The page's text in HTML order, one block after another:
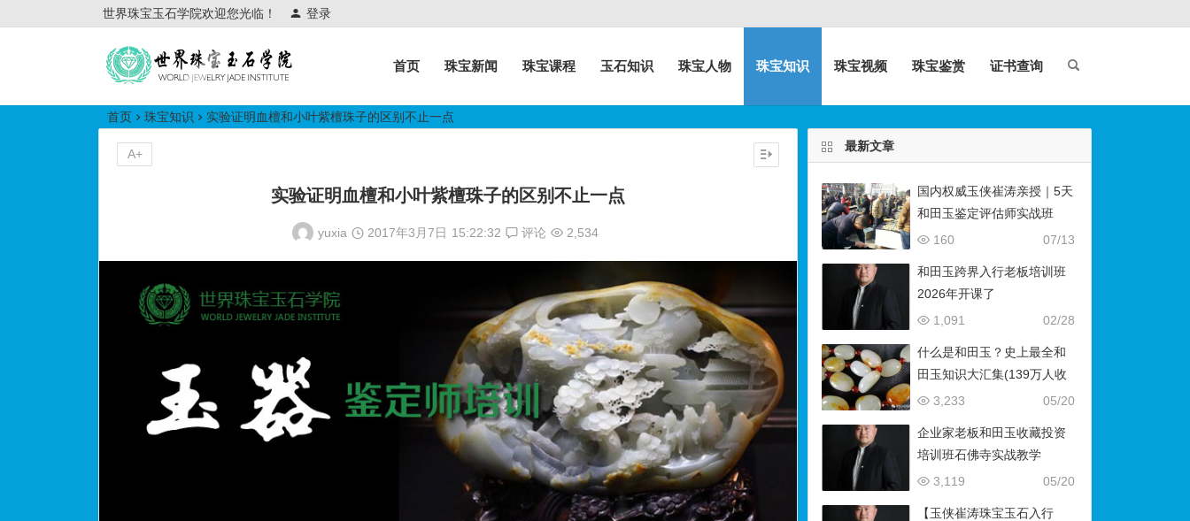
世界珠宝玉石学院欢迎您光临！ 登录
世界珠宝玉石学院培训中心
首页 珠宝新闻 珠宝课程 玉石知识 珠宝人物 珠宝知识 珠宝视频 珠宝鉴赏 证书查询
首页 珠宝知识 实验证明血檀和小叶紫檀珠子的区别不止一点
实验证明血檀和小叶紫檀珠子的区别不止一点
yuxia 2017年3月7日 15:22:32 评论 2,534
A+
最新文章
国内权威玉侠崔涛亲授｜5天
和田玉鉴定评估师实战班
（石佛寺9月开班）
07/13
160
和田玉跨界入行老板培训班
2026年开课了
02/28
1,091
什么是和田玉？史上最全和
田玉知识大汇集(139万人收
藏）
05/20
3,233
企业家老板和田玉收藏投资
培训班石佛寺实战教学
05/20
3,119
【玉侠崔涛珠宝玉石入行